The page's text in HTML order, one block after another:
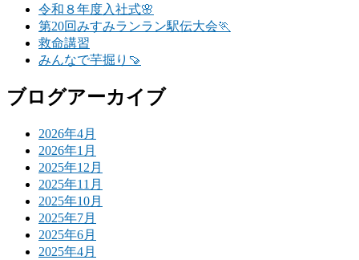
令和８年度入社式🌸
第20回みすみランラン駅伝大会🏃
救命講習
みんなで芋掘り🍠
ブログアーカイブ
2026年4月
2026年1月
2025年12月
2025年11月
2025年10月
2025年7月
2025年6月
2025年4月